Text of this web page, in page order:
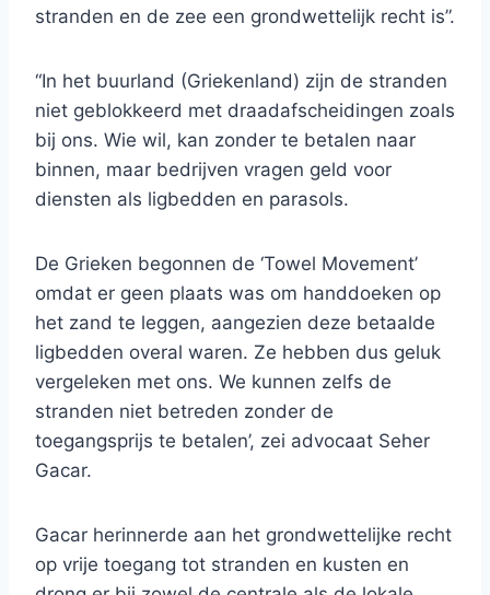
stranden en de zee een grondwettelijk recht is”.
“In het buurland (Griekenland) zijn de stranden
niet geblokkeerd met draadafscheidingen zoals
bij ons. Wie wil, kan zonder te betalen naar
binnen, maar bedrijven vragen geld voor
diensten als ligbedden en parasols.
De Grieken begonnen de ‘Towel Movement’
omdat er geen plaats was om handdoeken op
het zand te leggen, aangezien deze betaalde
ligbedden overal waren. Ze hebben dus geluk
vergeleken met ons. We kunnen zelfs de
stranden niet betreden zonder de
toegangsprijs te betalen’, zei advocaat Seher
Gacar.
Gacar herinnerde aan het grondwettelijke recht
op vrije toegang tot stranden en kusten en